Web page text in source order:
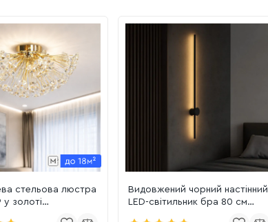
стельова люстра
у золоті
Видовжений чорний настінний
LED-світильник бра 80 см